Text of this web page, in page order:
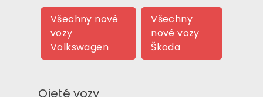
Všechny nové
vozy
Volkswagen
Všechny
nové vozy
Škoda
Ojeté vozy